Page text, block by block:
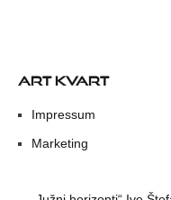
ART KVART
Impressum
Marketing